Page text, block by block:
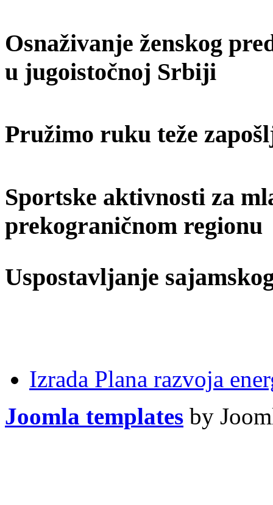
Osnaživanje ženskog
u jugoistočnoj Srbiji
Pružimo ruku teže
Sportske aktivnosti za
prekograničnom regionu
Uspostavljanje
Izrada Plana razvoja
Joomla templates by